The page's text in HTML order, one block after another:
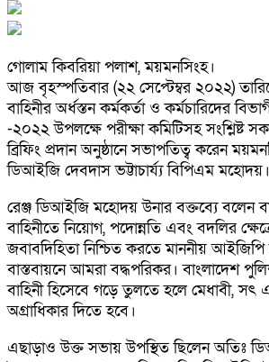
গোলাম কিবরিয়া পলাশ, ময়মনসিংহ।
আজ বৃহস্পতিবার (২২ সেপ্টেম্বর ২০২২)
বাহিনীর অর্ধস্তন কর্মকর্তা ও কর্মচারিদের
-২০২২ উপলক্ষে পরীক্ষা কমিটিসহ সংশ্লিষ্ট
ব্রিফিং প্রদান অনুষ্ঠানে সভাপতিত্ব করেন
ডিআইজি দেবদাস ভট্টাচার্য্য বিপিএম মহোদয়।
রেঞ্জ ডিআইজি মহোদয় উনার বক্তব্যে বলেন
বাহিনীতে নিয়োগ, পদোন্নতি এবং বদলির
জবাবদিহিতা নিশ্চিত করতে মাননীয় আইজিপি
বাস্তবায়নে আমরা বদ্ধপরিকর। বাংলাদেশ
বাহিনী হিসেবে গড়ে তুলতে হলে মেধাবী, সৎ
অগ্রাধিকার দিতে হবে।
এছাড়াও উক্ত সভায় উপস্থিত ছিলেন অতিঃ